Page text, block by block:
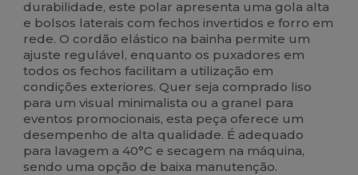
durabilidade, este polar apresenta uma gola alta
e bolsos laterais com fechos invertidos e forro em
rede. O cordão elástico na bainha permite um
ajuste regulável, enquanto os puxadores em
todos os fechos facilitam a utilização em
condições exteriores. Quer seja comprado liso
para um visual minimalista ou a granel para
eventos promocionais, esta peça oferece um
desempenho de alta qualidade. É adequado
para lavagem a 40°C e secagem na máquina,
sendo uma opção de baixa manutenção.